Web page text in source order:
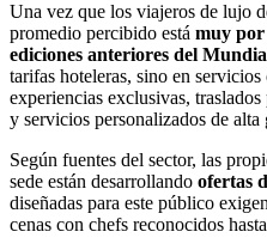
Una vez que los viajeros de lujo
promedio percibido está muy por
ediciones anteriores del
tarifas hoteleras, sino en
experiencias exclusivas,
y servicios personalizados de alta
Según fuentes del sector, las
sede están desarrollando ofertas
diseñadas para este público
cenas con chefs reconocidos